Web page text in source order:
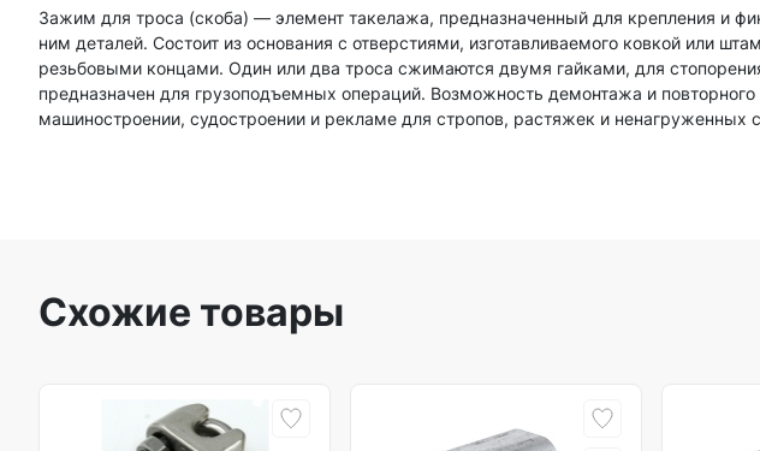
Зажим для троса (скоба) — элемент такелажа, предназначенный для крепления и
ним деталей. Состоит из основания с отверстиями, изготавливаемого ковкой или
резьбовыми концами. Один или два троса сжимаются двумя гайками, для
предназначен для грузоподъемных операций. Возможность демонтажа и
машиностроении, судостроении и рекламе для стропов, растяжек и ненагруженных
Схожие товары